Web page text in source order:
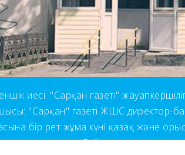
иесі: "Сарқан газеті" жауапкершілігі
"Сарқан" газеті ЖШС директор-
бір рет жұма күні қазақ және
сақталған. Сайт материалдарын